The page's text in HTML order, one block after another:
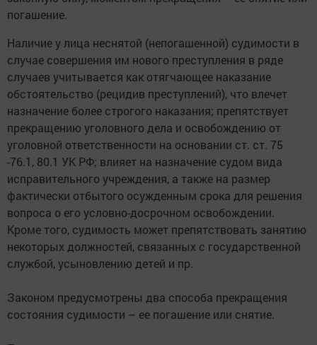
погашение.
Наличие у лица неснятой (непогашенной) судимости в
случае совершения им нового преступления в ряде
случаев учитывается как отягчающее наказание
обстоятельство (рецидив преступлений), что влечет
назначение более строгого наказания; препятствует
прекращению уголовного дела и освобождению от
уголовной ответственности на основании ст. ст. 75
-76.1, 80.1 УК РФ; влияет на назначение судом вида
исправительного учреждения, а также на размер
фактически отбытого осужденным срока для решения
вопроса о его условно-досрочном освобождении.
Кроме того, судимость может препятствовать занятию
некоторых должностей, связанных с государственной
службой, усыновлению детей и пр.
Законом предусмотрены два способа прекращения
состояния судимости – ее погашение или снятие.